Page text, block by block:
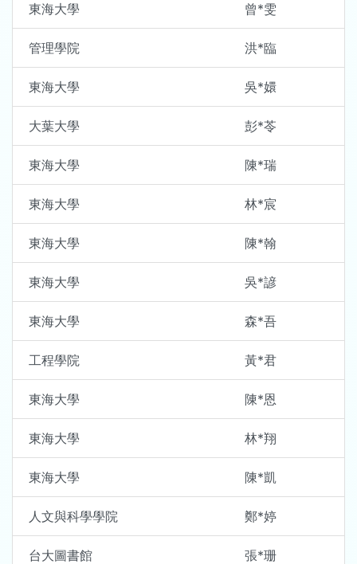
東海大學 曾*雯
管理學院 洪*臨
東海大學 吳*嬛
大葉大學 彭*苓
東海大學 陳*瑞
東海大學 林*宸
東海大學 陳*翰
東海大學 吳*諺
東海大學 森*吾
工程學院 黃*君
東海大學 陳*恩
東海大學 林*翔
東海大學 陳*凱
人文與科學學院 鄭*婷
台大圖書館 張*珊